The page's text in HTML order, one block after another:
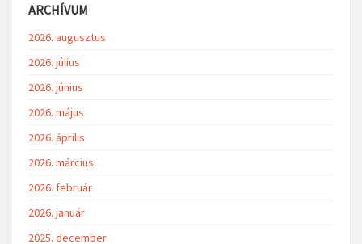
ARCHÍVUM
2026. augusztus
2026. július
2026. június
2026. május
2026. április
2026. március
2026. február
2026. január
2025. december